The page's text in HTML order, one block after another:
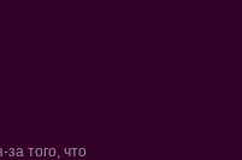
того, что